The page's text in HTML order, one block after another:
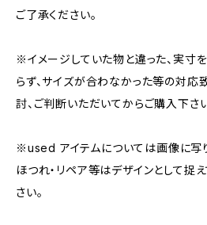
ご了承ください。
※イメージしていた物と違った、実寸
らず、サイズが合わなかった等の対応
討、ご判断いただいてからご購入下さい
※used アイテムについては画像に写り
ほつれ・リペア等はデザインとして捉
さい。